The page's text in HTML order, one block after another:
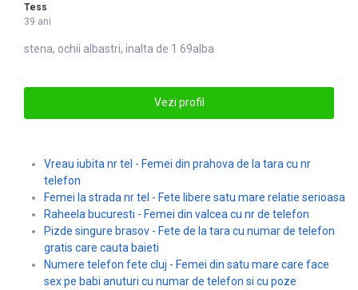
Tess
39 ani
stena, ochii albastri, inalta de 1 69alba
Vezi profil
Vreau iubita nr tel - Femei din prahova de la tara cu nr
telefon
Femei la strada nr tel - Fete libere satu mare relatie serioasa
Raheela bucuresti - Femei din valcea cu nr de telefon
Pizde singure brasov - Fete de la tara cu numar de telefon
gratis care cauta baieti
Numere telefon fete cluj - Femei din satu mare care face
sex pe babi anuturi cu numar de telefon si cu poze